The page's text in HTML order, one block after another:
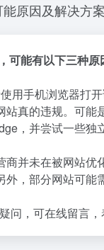
原因及解决方案
能有以下三种原
用手机浏览器打
站真的违规。可
，并尝试一些
并未在被网站优
，部分网站可
问，可在线留言，